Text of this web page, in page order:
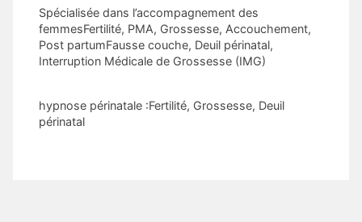
Spécialisée dans l’accompagnement des
femmesFertilité, PMA, Grossesse, Accouchement,
Post partumFausse couche, Deuil périnatal,
Interruption Médicale de Grossesse (IMG)
hypnose périnatale :Fertilité, Grossesse, Deuil
périnatal